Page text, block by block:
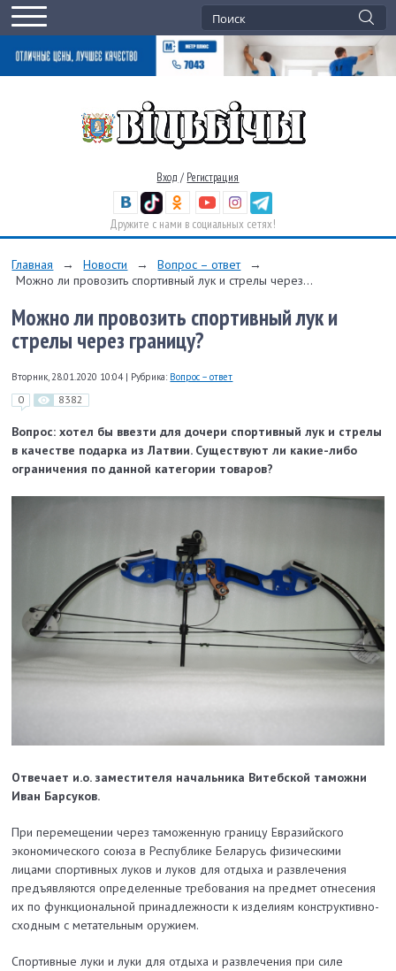
Вход / Регистрация
Дружите с нами в социальных сетях!
Главная → Новости → Вопрос – ответ
→
Можно ли провозить спортивный лук и стрелы через...
Можно ли провозить спортивный лук и
стрелы через границу?
Вторник, 28.01.2020 10:04 | Рубрика: Вопрос – ответ
0 8382
Вопрос: хотел бы ввезти для дочери спортивный лук и стрелы
в качестве подарка из Латвии. Существуют ли какие-либо
ограничения по данной категории товаров?
Отвечает и.о. заместителя начальника Витебской таможни
Иван Барсуков.
При перемещении через таможенную границу Евразийского
экономического союза в Республике Беларусь физическими
лицами спортивных луков и луков для отдыха и развлечения
предъявляются определенные требования на предмет отнесения
их по функциональной принадлежности к изделиям конструктивно-
сходным с метательным оружием.
Спортивные луки и луки для отдыха и развлечения при силе